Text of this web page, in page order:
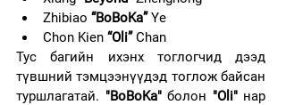
Zhibiao “BoBoKa” Ye
Chon Kien “Oli” Chan
Тус багийн ихэнх тоглогчид дээд
түвшний тэмцээнүүдэд тоглож байсан
туршлагатай. "BoBoKa" болон "Oli" нар